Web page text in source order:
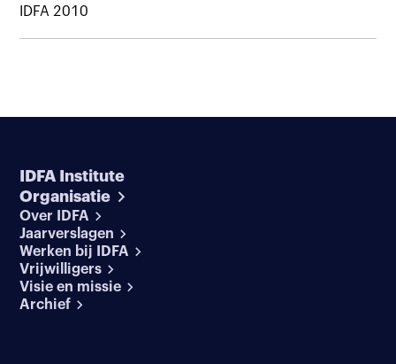
IDFA 2010
IDFA Institute
Organisatie
Over IDFA
Jaarverslagen
Werken bij IDFA
Vrijwilligers
Visie en missie
Archief